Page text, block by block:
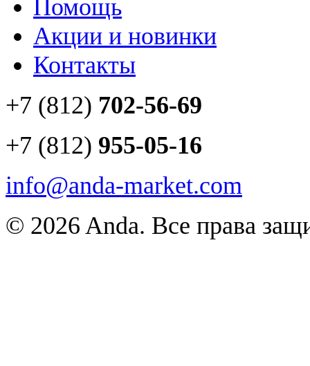
Помощь
Акции и новинки
Контакты
+7 (812) 702-56-69
+7 (812) 955-05-16
info@anda-market.com
© 2026 Anda. Все права